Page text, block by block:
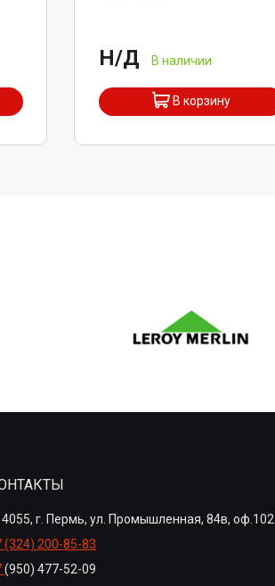
Н/Д В наличии
В корзину
г. Пермь, ул. Промышленная, 84в, оф.102
(324) 200-85-83
(950) 477-52-09